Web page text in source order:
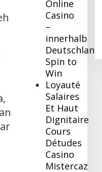
Online
Casino
–
innerhalb
Spin to
Win
Loyauté
Salaires
Et Haut
Dignitaire
Cours
Détudes
Casino
Mistercaz
Sambangi BNPB,
Hibah Rehabilitasi
Pascabencana